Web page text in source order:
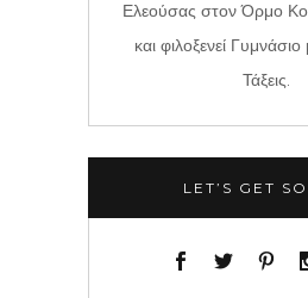
Ελεούσας στον Όρμο
και φιλοξενεί Γυμνάσιο
Τάξεις.
LET’S GET